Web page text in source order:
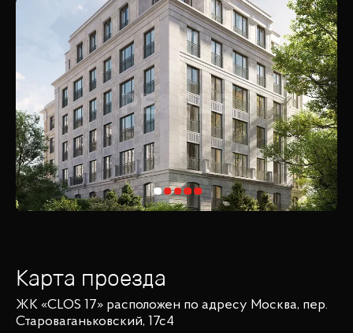
Карта проезда
ЖК «CLOS 17» расположен по адресу Москва, пер.
Староваганьковский, 17с4